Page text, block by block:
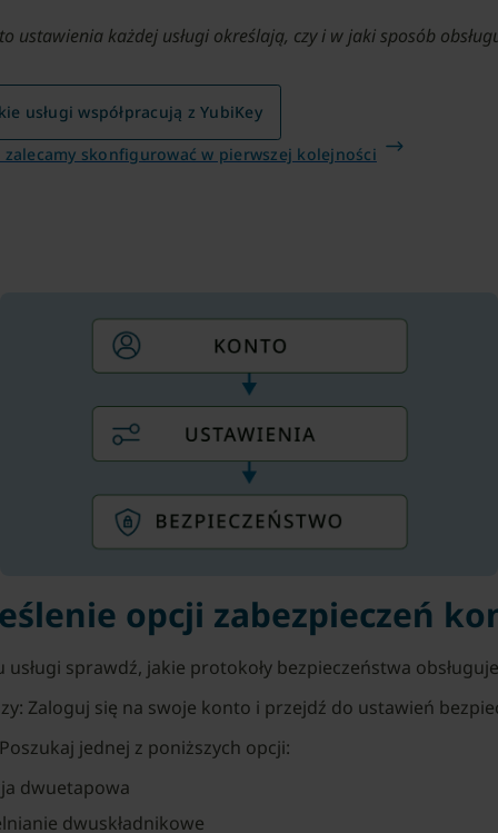
ustawienia każdej usługi określają, czy i w jaki sposób
usługi współpracują z YubiKey
zalecamy skonfigurować w pierwszej kolejności
opcji zabezpieczeń
usługi sprawdź, jakie protokoły bezpieczeństwa
Zaloguj się na swoje konto i przejdź do ustawień
jednej z poniższych opcji:
dwuetapowa
dwuskładnikowe